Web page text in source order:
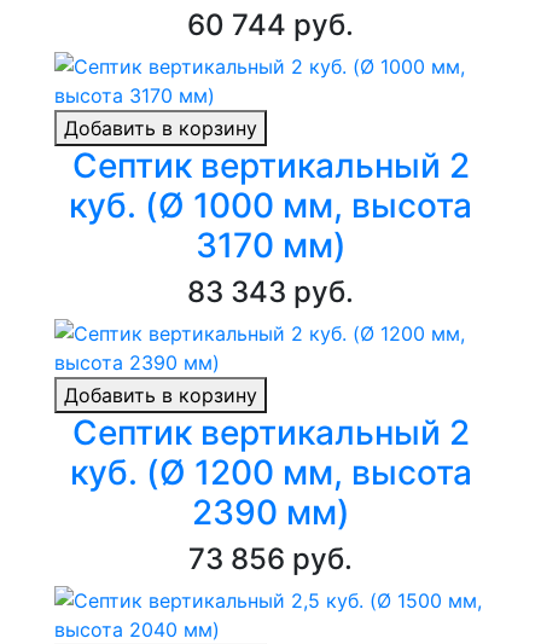
60 744 руб.
Добавить в корзину
Септик вертикальный 2
куб. (Ø 1000 мм, высота
3170 мм)
83 343 руб.
Добавить в корзину
Септик вертикальный 2
куб. (Ø 1200 мм, высота
2390 мм)
73 856 руб.